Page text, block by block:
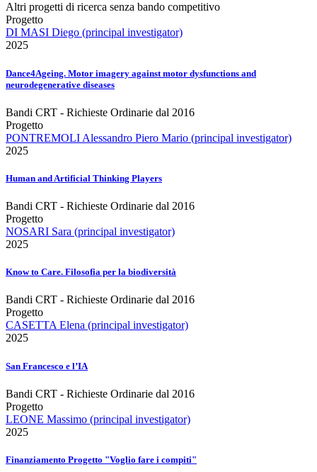
Altri progetti di ricerca senza bando competitivo
Progetto
DI MASI Diego (principal investigator)
2025
Dance4Ageing. Motor imagery against motor dysfunctions and
neurodegenerative diseases
Bandi CRT - Richieste Ordinarie dal 2016
Progetto
PONTREMOLI Alessandro Piero Mario (principal investigator)
2025
Human and Artificial Thinking Players
Bandi CRT - Richieste Ordinarie dal 2016
Progetto
NOSARI Sara (principal investigator)
2025
Know to Care. Filosofia per la biodiversità
Bandi CRT - Richieste Ordinarie dal 2016
Progetto
CASETTA Elena (principal investigator)
2025
San Francesco e l’IA
Bandi CRT - Richieste Ordinarie dal 2016
Progetto
LEONE Massimo (principal investigator)
2025
Finanziamento Progetto "Voglio fare i compiti"